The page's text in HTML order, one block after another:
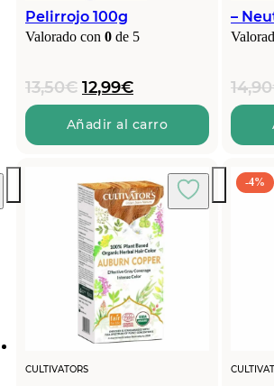
Pelirrojo 100g
Valorado con 0 de 5
13,50€ El
precio
original
era:
12,99€El
precio
actual
es:
Añadir al carro
–
14,90
CULTIVATORS
-4%